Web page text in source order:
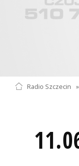
Radio Szczecin »